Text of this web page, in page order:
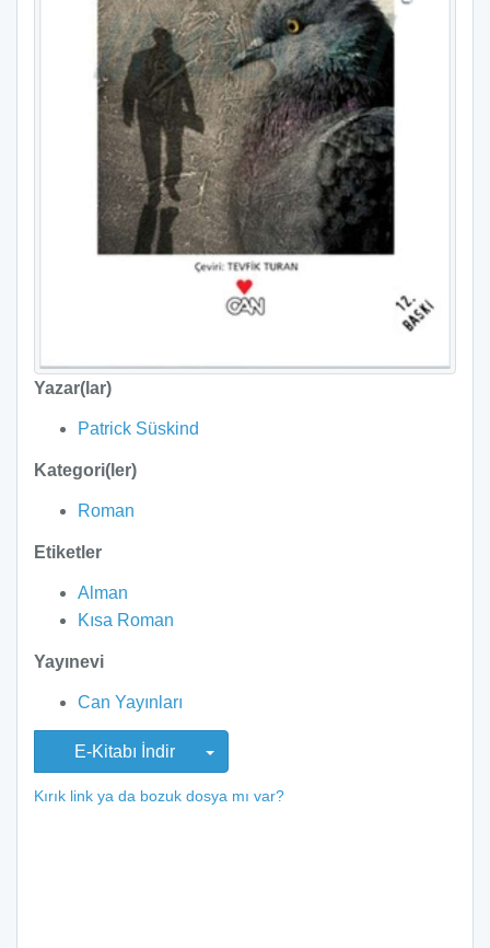
Yazar(lar)
Patrick Süskind
Kategori(ler)
Roman
Etiketler
Alman
Kısa Roman
Yayınevi
Can Yayınları
E-Kitabı İndir
Kırık link ya da bozuk dosya mı var?